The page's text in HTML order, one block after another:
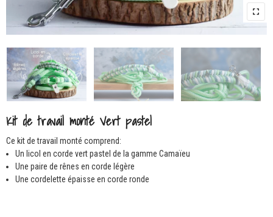
Kit de travail monté Vert pastel
Ce kit de travail monté comprend:
Un licol en corde vert pastel de la gamme Camaïeu
Une paire de rênes en corde légère
Une cordelette épaisse en corde ronde